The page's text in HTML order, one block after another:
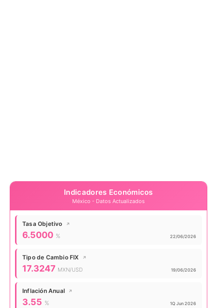
Indicadores Económicos
México - Datos Actualizados
Tasa Objetivo ↗
Valor actual:
6.5000 % Actualizado:
22/06/2026
Tipo de Cambio FIX ↗
Valor actual:
17.3247 MXN/USD Actualizado:
19/06/2026
Inflación Anual ↗
Valor actual:
3.55 % Actualizado:
1Q Jun 2026